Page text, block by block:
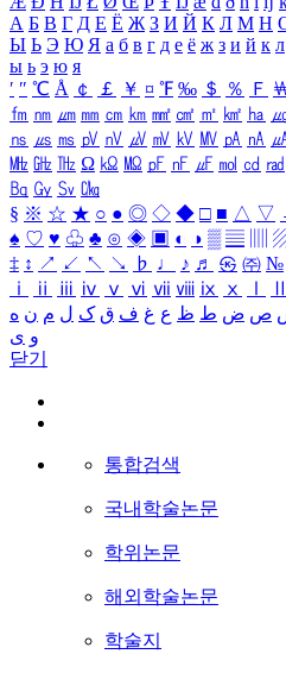
А Б В Г Д Е Ё Ж З И Й К Л М Н
Ы Ь Э Ю Я а б в г д е ё ж з и й к л
ы ь э ю я
′ ″ ℃ Å ￠ ￡ ￥ ¤ ℉ ‰ ＄ ％ Ｆ
㎙ ㎚ ㎛ ㎜ ㎝ ㎞ ㎟ ㎠ ㎡ ㎢ ㏊
㎱ ㎲ ㎳ ㎴ ㎵ ㎶ ㎷ ㎸ ㎹ ㎀ ㎁
㎒ ㎓ ㎔ Ω ㏀ ㏁ ㎊ ㎋ ㎌ ㏖ ㏅ ㎭
㏃ ㏉ ㏜ ㏆
§ ※ ☆ ★ ○ ● ◎ ◇ ◆ □ ■ △ ▽
♠ ♡ ♥ ♧ ♣ ⊙ ◈ ▣ ◐ ◑ ▒ ▤
‡ ↕ ↗ ↙ ↖ ↘ ♭ ♩ ♪ ♬ ㉿ ㈜ №
ⅰ
ⅱ ⅲ ⅳ ⅴ ⅵ ⅶ ⅷ ⅸ ⅹ
ص ض ط ظ ع غ ف ق ک ل م ن ه
و ی
닫기
통합검색
국내학술논문
학위논문
해외학술논문
학술지